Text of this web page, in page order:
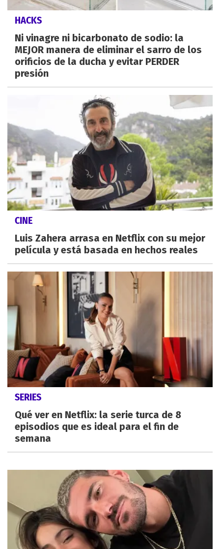
HACKS
Ni vinagre ni bicarbonato de sodio: la
MEJOR manera de eliminar el sarro de los
orificios de la ducha y evitar PERDER
presión
CINE
Luis Zahera arrasa en Netflix con su mejor
película y está basada en hechos reales
SERIES
Qué ver en Netflix: la serie turca de 8
episodios que es ideal para el fin de
semana